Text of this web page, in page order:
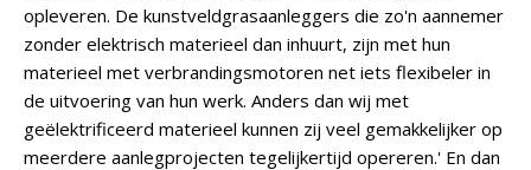
opleveren. De kunstveldgrasaanleggers die zo'n aannemer
zonder elektrisch materieel dan inhuurt, zijn met hun
materieel met verbrandingsmotoren net iets flexibeler in
de uitvoering van hun werk. Anders dan wij met
geëlektrificeerd materieel kunnen zij veel gemakkelijker op
meerdere aanlegprojecten tegelijkertijd opereren.' En dan